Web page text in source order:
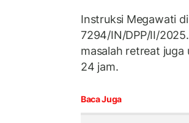
Instruksi Megawati
7294/IN/DPP/II/
masalah retreat
24 jam.
Baca Juga